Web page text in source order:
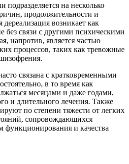
подразделяется на несколько
продолжительности и
возникает как
без связи с другими психическими
напротив, является частью
процессов, таких как тревожные
связана с кратковременными
в то время как
месяцами и даже годами,
и длительного лечения. Также
по степени тяжести от легких
сопровождающихся
функционирования и качества